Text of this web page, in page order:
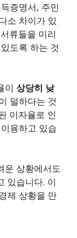
증명서, 주민
소 차이가 있
류들을 미리
도록 하는 것
이 상당히 낮
덜하다는 것
이자율로 인
용하고 있습
운 상황에서도
있습니다. 이
제 상황을 만